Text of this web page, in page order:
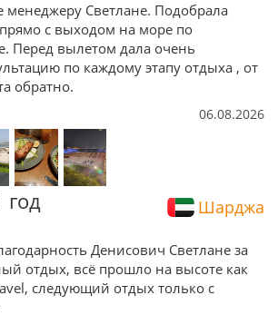
менеджеру Светлане. Подобрала
с выходом на море по
Перед вылетом дала очень
по каждому этапу отдыха , от
обратно.
06.08.2026
год Шарджа
Денисович Светлане за
отдых, всё прошло на высоте как
следующий отдых только с